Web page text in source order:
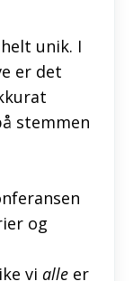
unik. I
er det
stemmen
og
vi alle er